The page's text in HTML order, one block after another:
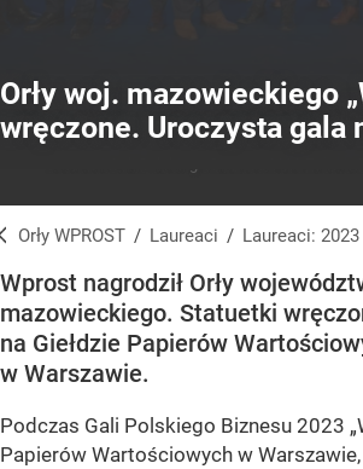
Orły woj. mazowieckiego
wręczone. Uroczysta gala
Orły WPROST / Laureaci / Laureaci:
Wprost nagrodził Orły
mazowieckiego. Statuetki
na Giełdzie Papierów
w Warszawie.
Podczas Gali Polskiego Biznesu 2023
Papierów Wartościowych w